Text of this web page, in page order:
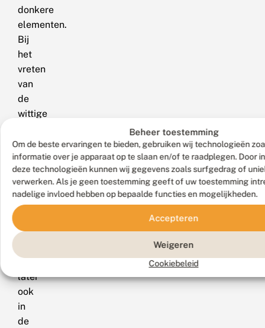
Beheer toestemming
Om de beste ervaringen te bieden, gebruiken wij technologieën
informatie over je apparaat op te slaan en/of te raadplegen. Door
deze technologieën kunnen wij gegevens zoals surfgedrag of
verwerken. Als je geen toestemming geeft of uw toestemming
nadelige invloed hebben op bepaalde functies en mogelijkheden.
Accepteren
Weigeren
Cookiebeleid
donkere
elementen.
Bij
het
vreten
van
de
wittige
van
het
blad
produceert
de
langwerpige
later
ook
in
de